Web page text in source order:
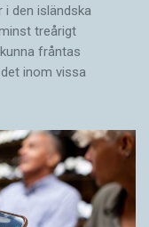
den isländska
treårigt
fråntas
inom vissa